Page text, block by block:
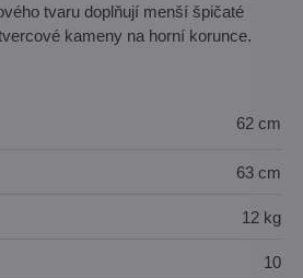
tvaru doplňují menší špičaté
kameny na horní korunce.
62 cm
63 cm
12 kg
10